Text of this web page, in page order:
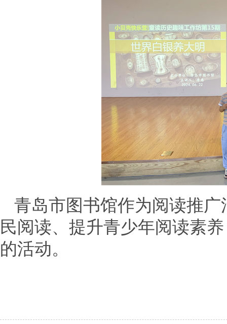
青岛市图书馆作为阅读推
民阅读、提升青少年阅读素
的活动。